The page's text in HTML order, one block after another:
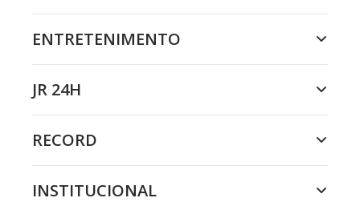
ENTRETENIMENTO
JR 24H
RECORD
INSTITUCIONAL